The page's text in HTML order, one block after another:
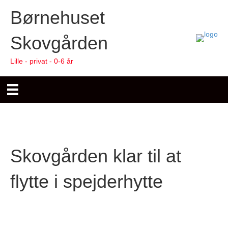
Børnehuset
Skovgården
Lille - privat - 0-6 år
Skovgården klar til at
flytte i spejderhytte